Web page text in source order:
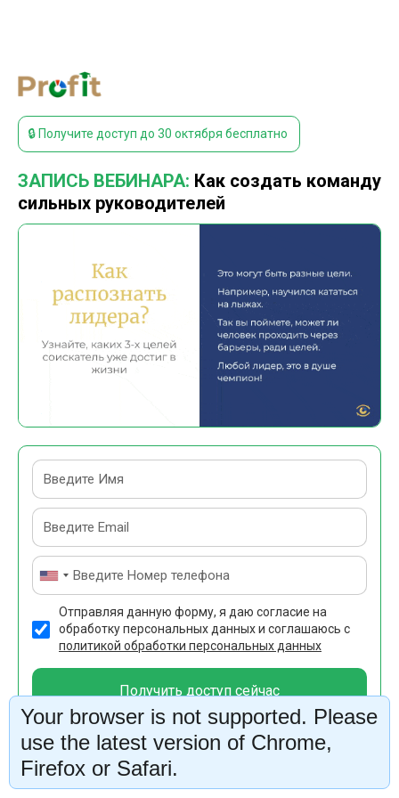
🔒 Получите доступ до 30 октября бесплатно
ЗАПИСЬ ВЕБИНАРА: Как создать команду
сильных руководителей
Отправляя данную форму, я даю согласие на
обработку персональных данных и соглашаюсь с
политикой обработки персональных данных
Получить доступ сейчас
Your browser is not supported. Please
use the latest version of Chrome,
Firefox or Safari.